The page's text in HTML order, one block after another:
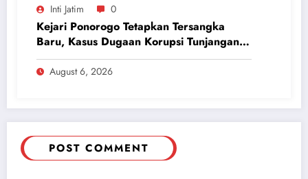
Inti Jatim 0
Kejari Ponorogo Tetapkan Tersangka
Baru, Kasus Dugaan Korupsi Tunjangan
Perumahan DPRD 2023-2026
August 6, 2026
POST COMMENT